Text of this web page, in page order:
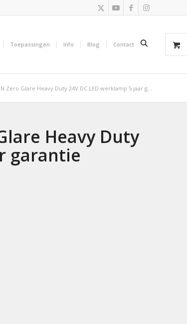
Toepassingen Info Blog Contact
Zero Glare Heavy Duty 24V DC LED werklamp 5 jaar g...
Heavy Duty
garantie